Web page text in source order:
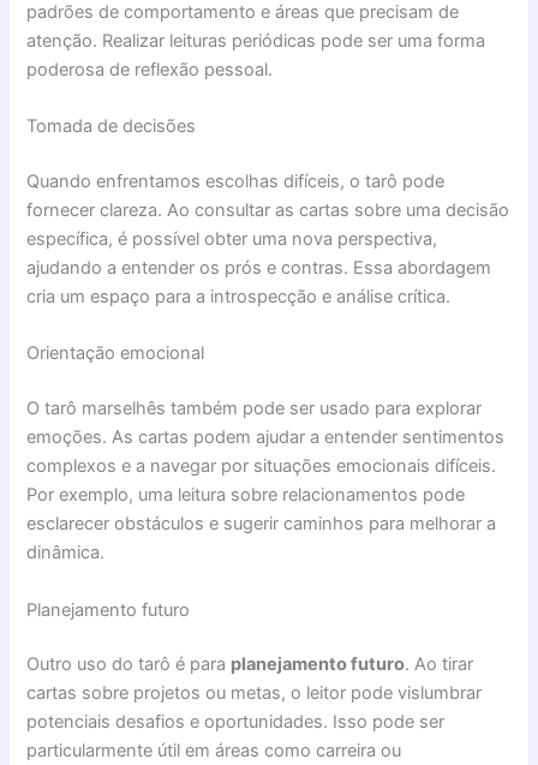
padrões de comportamento e áreas que precisam de
atenção. Realizar leituras periódicas pode ser uma forma
poderosa de reflexão pessoal.
Tomada de decisões
Quando enfrentamos escolhas difíceis, o tarô pode
fornecer clareza. Ao consultar as cartas sobre uma decisão
específica, é possível obter uma nova perspectiva,
ajudando a entender os prós e contras. Essa abordagem
cria um espaço para a introspecção e análise crítica.
Orientação emocional
O tarô marselhês também pode ser usado para explorar
emoções. As cartas podem ajudar a entender sentimentos
complexos e a navegar por situações emocionais difíceis.
Por exemplo, uma leitura sobre relacionamentos pode
esclarecer obstáculos e sugerir caminhos para melhorar a
dinâmica.
Planejamento futuro
Outro uso do tarô é para planejamento futuro. Ao tirar
cartas sobre projetos ou metas, o leitor pode vislumbrar
potenciais desafios e oportunidades. Isso pode ser
particularmente útil em áreas como carreira ou